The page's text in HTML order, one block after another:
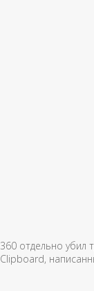
360 отдельно убил
Clipboard,